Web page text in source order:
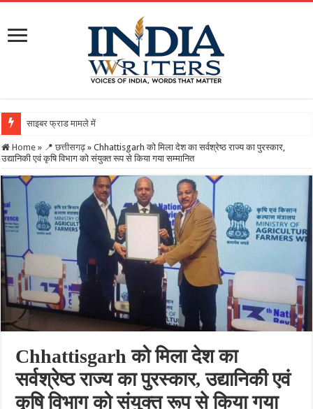
साइबर फ्राड मामले में बीजेपी नेता गिरफ्तारः 21 करोड़ क
Home » 📍 छत्तीसगढ़ » Chhattisgarh को मिला देश का सर्वश्रेष्ठ राज्य का पुरस्कार,
उद्यानिकी एवं कृषि विभाग को संयुक्त रूप से किया गया सम्मानित
Chhattisgarh को मिला देश का
सर्वश्रेष्ठ राज्य का पुरस्कार, उद्यानिकी एवं
कृषि विभाग को संयुक्त रूप से किया गया